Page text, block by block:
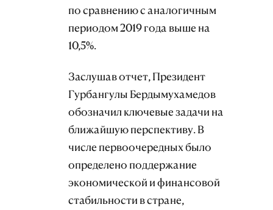
по сравнению с аналогичным
периодом 2019 года выше на
10,5%.
Заслушав отчет, Президент
Гурбангулы Бердымухамедов
обозначил ключевые задачи на
ближайшую перспективу. В
числе первоочередных было
определено поддержание
экономической и финансовой
стабильности в стране,